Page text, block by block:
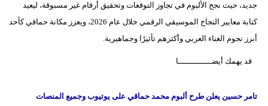
جديد، حيث نجح الألبوم في تجاوز التوقعات وتحقيق أرقام غير مسبوقة، ليعيد
كتابة معايير النجاح الموسيقي الرقمي خلال عام 2026، ويعزز مكانة حماقي كأحد
أبرز نجوم الغناء العربي وأكثرهم تأثيرًا وجماهيرية.
قد يهمك أيضــــــــــــــا
تامر حسين يعلن طرح ألبوم محمد حماقي على يوتيوب وجميع المنصات